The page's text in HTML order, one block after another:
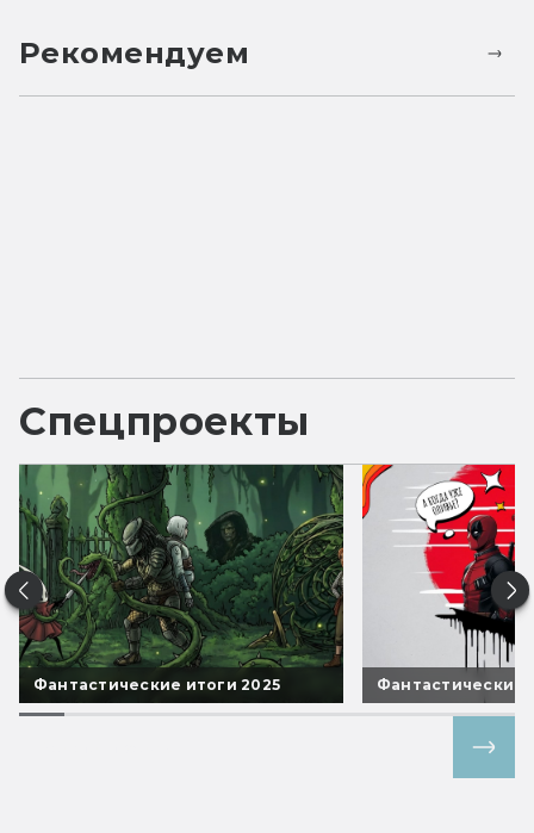
Рекомендуем
Спецпроекты
Фантастические итоги 2025 Фантастические